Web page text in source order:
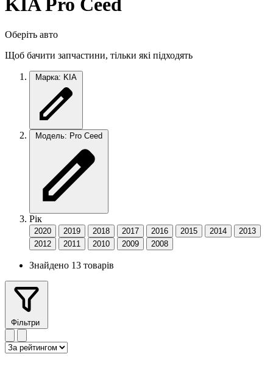
KIA Pro Ceed
Оберіть авто
Щоб бачити запчастини, тільки які підходять
Марка: KIA
Модель: Pro Ceed
Рік
2020 2019 2018 2017 2016 2015 2014
2013
2012
2011 2010 2009 2008
Знайдено 13 товарів
Фільтри